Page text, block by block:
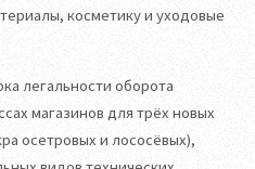
косметику и уходовые
легальности оборота
магазинов для трёх новых
осетровых и лососёвых),